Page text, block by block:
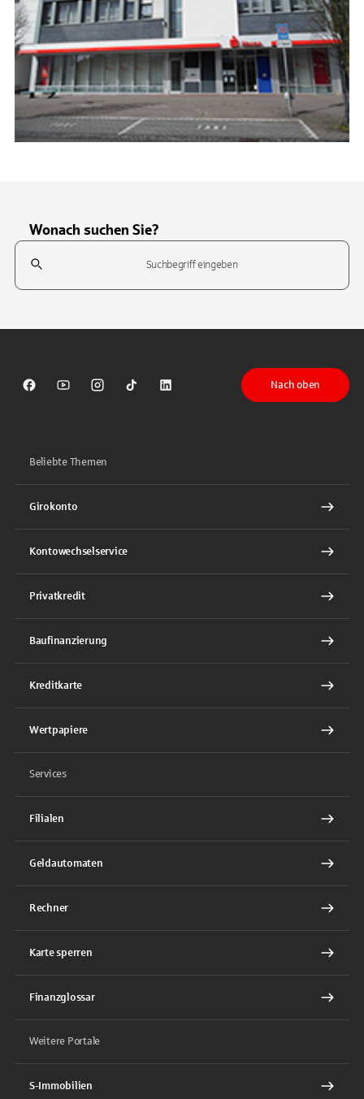
Wonach suchen Sie?
Suchfeld
Sparkasse auf Facebook
Sparkasse auf Youtube
Sparkasse auf Instagram
Sparkasse auf TikTok
Sparkasse auf LinkedIn
Nach oben
Beliebte Themen
Girokonto
Kontowechselservice
Privatkredit
Baufinanzierung
Kreditkarte
Wertpapiere
Services
Filialen
Geldautomaten
Rechner
Karte sperren
Finanzglossar
Weitere Portale
S-Immobilien